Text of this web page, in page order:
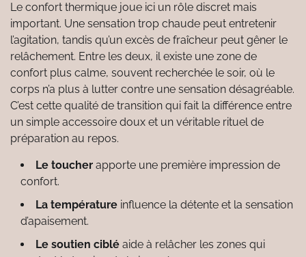
Le confort thermique joue ici un rôle discret mais
important. Une sensation trop chaude peut entretenir
l’agitation, tandis qu’un excès de fraîcheur peut gêner le
relâchement. Entre les deux, il existe une zone de
confort plus calme, souvent recherchée le soir, où le
corps n’a plus à lutter contre une sensation désagréable.
C’est cette qualité de transition qui fait la différence entre
un simple accessoire doux et un véritable rituel de
préparation au repos.
Le toucher apporte une première impression de
confort.
La température influence la détente et la sensation
d’apaisement.
Le soutien ciblé aide à relâcher les zones qui